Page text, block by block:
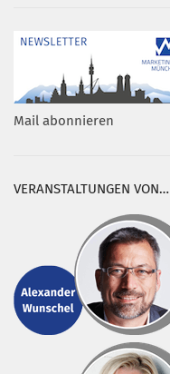
Mail abonnieren
VERANSTALTUNGEN VON…